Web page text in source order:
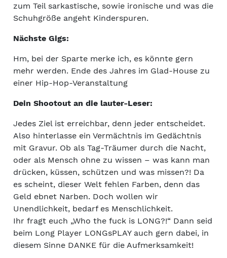
zum Teil sarkastische, sowie ironische und was die
Schuhgröße angeht Kinderspuren.
Nächste Gigs:
Hm, bei der Sparte merke ich, es könnte gern
mehr werden. Ende des Jahres im Glad-House zu
einer Hip-Hop-Veranstaltung
Dein Shootout an die lauter-Leser:
Jedes Ziel ist erreichbar, denn jeder entscheidet.
Also hinterlasse ein Vermächtnis im Gedächtnis
mit Gravur. Ob als Tag-Träumer durch die Nacht,
oder als Mensch ohne zu wissen – was kann man
drücken, küssen, schützen und was missen?! Da
es scheint, dieser Welt fehlen Farben, denn das
Geld ebnet Narben. Doch wollen wir
Unendlichkeit, bedarf es Menschlichkeit.
Ihr fragt euch „Who the fuck is LONG?!“ Dann seid
beim Long Player LONGsPLAY auch gern dabei, in
diesem Sinne DANKE für die Aufmerksamkeit!